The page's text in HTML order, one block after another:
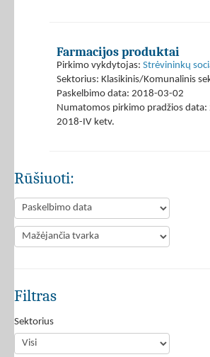
Farmacijos produktai
Pirkimo vykdytojas: Strėvininkų
Sektorius: Klasikinis/Komunalinis
Paskelbimo data: 2018-03-02
Numatomos pirkimo pradžios data:
2018-IV ketv.
Rūšiuoti:
Filtras
Sektorius